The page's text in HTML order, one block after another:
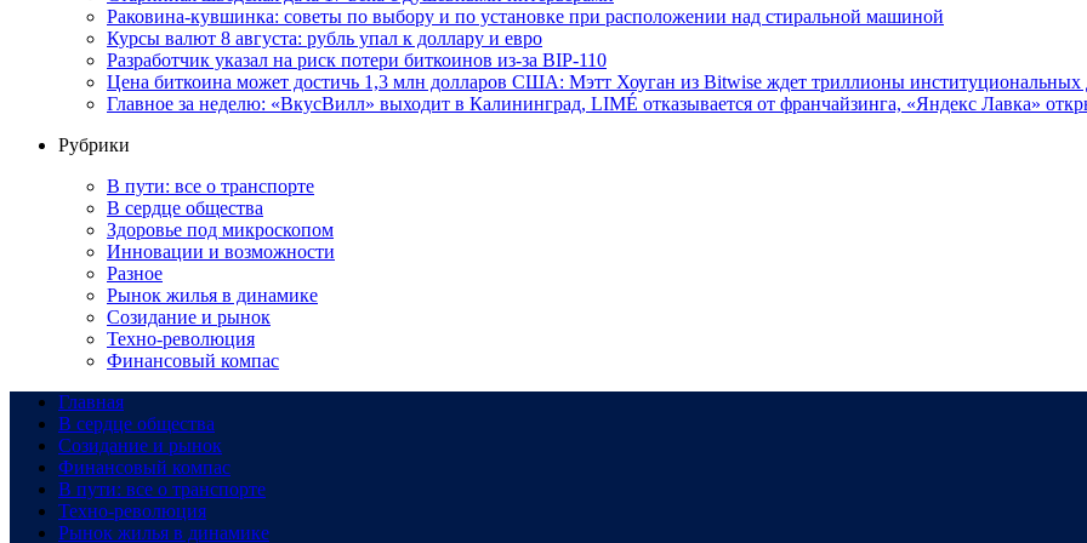
Раковина-кувшинка: советы по выбору и по установке при расположении над стиральной машиной
Курсы валют 8 августа: рубль упал к доллару и евро
Разработчик указал на риск потери биткоинов из-за BIP-110
Цена биткоина может достичь 1,3 млн долларов США: Мэтт Хоуган из Bitwise ждет триллионы институциональных
Главное за неделю: «ВкусВилл» выходит в Калининград, LIMÉ отказывается от франчайзинга, «Яндекс Лавка»
Рубрики
В пути: все о транспорте
В сердце общества
Здоровье под микроскопом
Инновации и возможности
Разное
Рынок жилья в динамике
Созидание и рынок
Техно-революция
Финансовый компас
Главная
В сердце общества
Созидание и рынок
Финансовый компас
В пути: все о транспорте
Техно-революция
Рынок жилья в динамике